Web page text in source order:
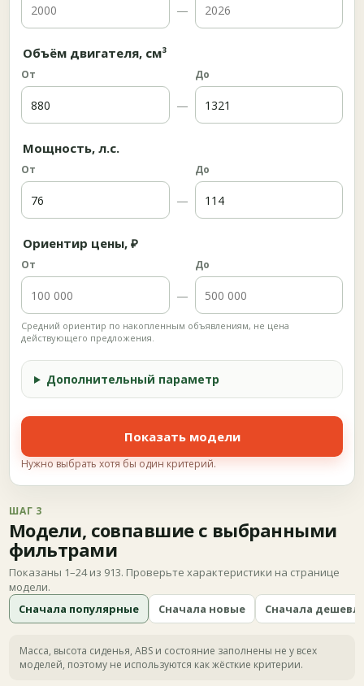
—
Объём двигателя, см³
От
—
До
Мощность, л.с.
От
—
До
Ориентир цены, ₽
От
—
До
Средний ориентир по накопленным объявлениям, не цена
действующего предложения.
Дополнительный параметр
Показать модели
Нужно выбрать хотя бы один критерий.
ШАГ 3
Модели, совпавшие с выбранными
фильтрами
Показаны 1–24 из 913. Проверьте характеристики на странице
модели.
Сначала популярные
Сначала новые Сначала
Масса, высота сиденья, ABS и состояние заполнены не у всех
моделей, поэтому не используются как жёсткие критерии.